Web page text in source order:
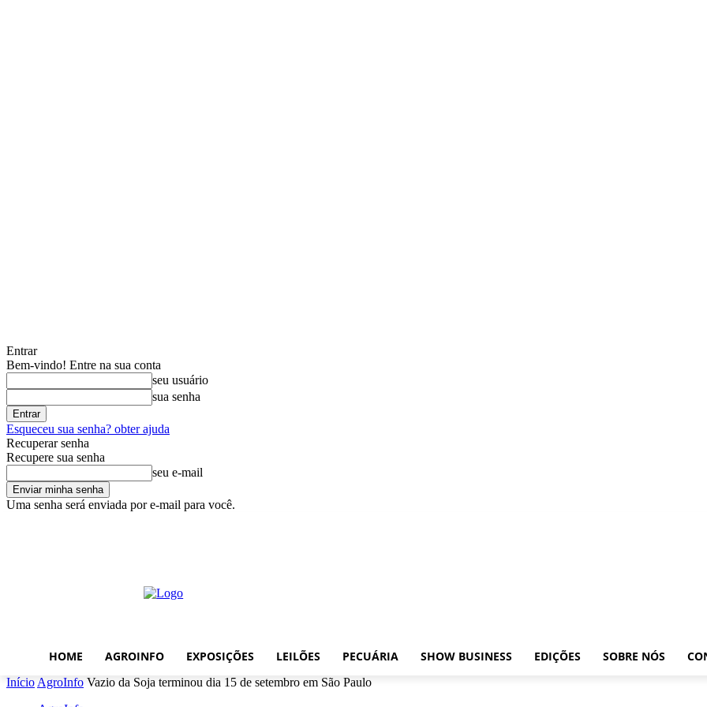
Entrar
Bem-vindo! Entre na sua conta
seu usuário
sua senha
Esqueceu sua senha? obter ajuda
Recuperar senha
Recupere sua senha
seu e-mail
Uma senha será enviada por e-mail para você.
HOME AGROINFO EXPOSIÇÕES LEILÕES PECUÁRIA SHOW BUSINESS EDIÇÕES SOBRE NÓS
Início AgroInfo Vazio da Soja terminou dia 15 de setembro em São Paulo